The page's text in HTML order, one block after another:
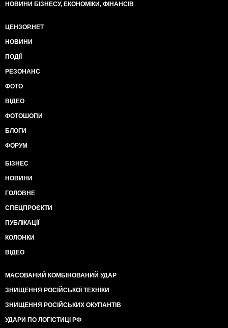
НОВИНИ БІЗНЕСУ, ЕКОНОМІКИ, ФІНАНСІВ
ЦЕНЗОР.НЕТ
НОВИНИ
ПОДІЇ
РЕЗОНАНС
ФОТО
ВІДЕО
ФОТОШОПИ
БЛОГИ
ФОРУМ
БІЗНЕС
НОВИНИ
ГОЛОВНЕ
СПЕЦПРОЄКТИ
ПУБЛІКАЦІЇ
КОЛОНКИ
ВІДЕО
МАСОВАНИЙ КОМБІНОВАНИЙ УДАР
ЗНИЩЕННЯ РОСІЙСЬКОЇ ТЕХНІКИ
ЗНИЩЕННЯ РОСІЙСЬКИХ ОКУПАНТІВ
УДАРИ ПО ЛОГІСТИЦІ РФ